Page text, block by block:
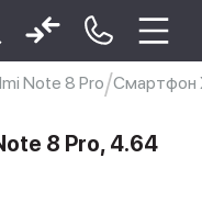
Note 8 Pro Смартфон
8 Pro, 4.64